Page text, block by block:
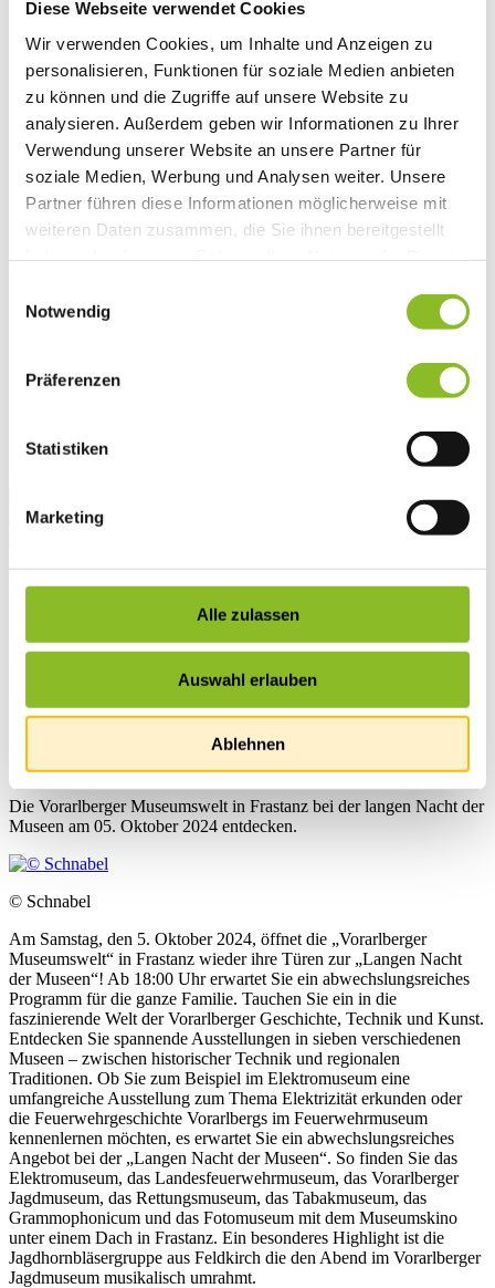
Diese Webseite verwendet Cookies
Wir verwenden Cookies, um Inhalte und Anzeigen zu
personalisieren, Funktionen für soziale Medien anbieten
zu können und die Zugriffe auf unsere Website zu
analysieren. Außerdem geben wir Informationen zu Ihrer
Verwendung unserer Website an unsere Partner für
soziale Medien, Werbung und Analysen weiter. Unsere
Partner führen diese Informationen möglicherweise mit
weiteren Daten zusammen, die Sie ihnen bereitgestellt
Notwendig
Präferenzen
Statistiken
Marketing
Alle zulassen
Auswahl erlauben
Ablehnen
Vereinsleben
Vereinsservice
Liste der Frastanzer Vereine
Veranstaltungen
Veranstaltungskalender
Wirtschaft
Unternehmen & Standort
Nahversorgerliste
Betriebe
Wirtschaftsstandort Frastanz
Wige Frastanz
Wirtschaftsgemeinschaft
Tourismus
News
Lange Nacht der Museen in
Die Vorarlberger Museumswelt in Frastanz bei der langen Nacht der
Museen am 05. Oktober 2024 entdecken.
© Schnabel
Am Samstag, den 5. Oktober 2024, öffnet die „Vorarlberger
Museumswelt“ in Frastanz wieder ihre Türen zur „Langen Nacht
der Museen“! Ab 18:00 Uhr erwartet Sie ein abwechslungsreiches
Programm für die ganze Familie. Tauchen Sie ein in die
faszinierende Welt der Vorarlberger Geschichte, Technik und Kunst.
Entdecken Sie spannende Ausstellungen in sieben verschiedenen
Museen – zwischen historischer Technik und regionalen
Traditionen. Ob Sie zum Beispiel im Elektromuseum eine
umfangreiche Ausstellung zum Thema Elektrizität erkunden oder
die Feuerwehrgeschichte Vorarlbergs im Feuerwehrmuseum
kennenlernen möchten, es erwartet Sie ein abwechslungsreiches
Angebot bei der „Langen Nacht der Museen“. So finden Sie das
Elektromuseum, das Landesfeuerwehrmuseum, das Vorarlberger
Jagdmuseum, das Rettungsmuseum, das Tabakmuseum, das
Grammophonicum und das Fotomuseum mit dem Museumskino
unter einem Dach in Frastanz. Ein besonderes Highlight ist die
Jagdhornbläsergruppe aus Feldkirch die den Abend im Vorarlberger
Jagdmuseum musikalisch umrahmt.